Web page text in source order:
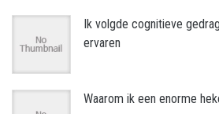
Ik volgde cognitieve
ervaren
Waarom ik een enorme